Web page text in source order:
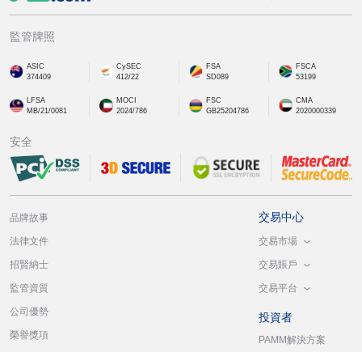
監管牌照
ASIC
374409
CySEC
412/22
FSA
SD089
FSCA
53199
LFSA
MB/21/0081
MOCI
2024/786
FSC
GB25204786
CMA
2020000339
安全
品牌故事
法律文件
招賢納士
監管資質
公司優勢
榮譽獎項
交易中心
交易市場
交易賬戶
交易平台
投資者
PAMM解決方案